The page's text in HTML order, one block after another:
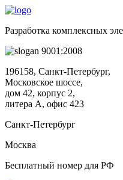
Разработка комплексных
9001:2008
196158, Санкт-Петербург,
Московское шоссе,
дом 42, корпус 2,
литера А, офис 423
Санкт-Петербург
Москва
Бесплатный номер для РФ